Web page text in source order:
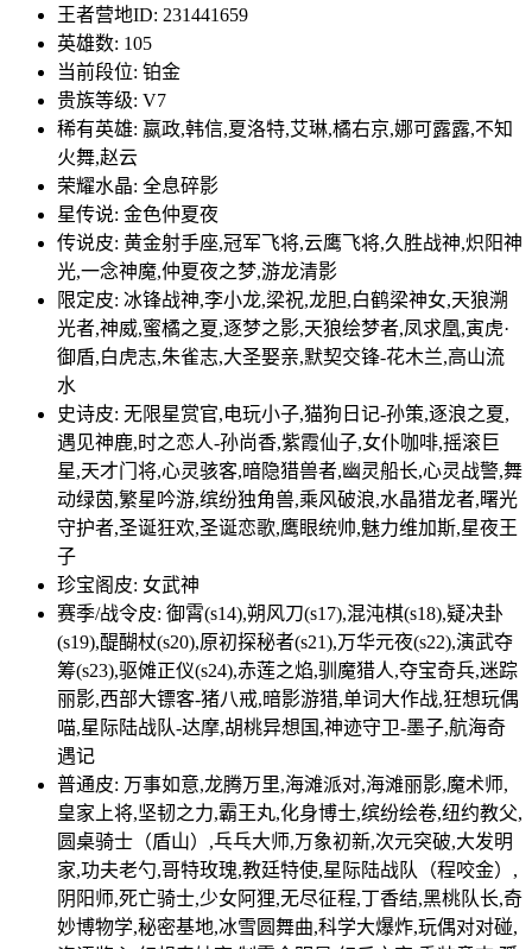
王者营地ID: 231441659
英雄数: 105
当前段位: 铂金
贵族等级: V7
稀有英雄: 嬴政,韩信,夏洛特,艾琳,橘右京,娜可露露,不知
火舞,赵云
荣耀水晶: 全息碎影
星传说: 金色仲夏夜
传说皮: 黄金射手座,冠军飞将,云鹰飞将,久胜战神,炽阳神
光,一念神魔,仲夏夜之梦,游龙清影
限定皮: 冰锋战神,李小龙,梁祝,龙胆,白鹤梁神女,天狼溯
光者,神威,蜜橘之夏,逐梦之影,天狼绘梦者,凤求凰,寅虎·
御盾,白虎志,朱雀志,大圣娶亲,默契交锋-花木兰,高山流
水
史诗皮: 无限星赏官,电玩小子,猫狗日记-孙策,逐浪之夏,
遇见神鹿,时之恋人-孙尚香,紫霞仙子,女仆咖啡,摇滚巨
星,天才门将,心灵骇客,暗隐猎兽者,幽灵船长,心灵战警,舞
动绿茵,繁星吟游,缤纷独角兽,乘风破浪,水晶猎龙者,曙光
守护者,圣诞狂欢,圣诞恋歌,鹰眼统帅,魅力维加斯,星夜王
子
珍宝阁皮: 女武神
赛季/战令皮: 御霄(s14),朔风刀(s17),混沌棋(s18),疑决卦
(s19),醍醐杖(s20),原初探秘者(s21),万华元夜(s22),演武夺
筹(s23),驱傩正仪(s24),赤莲之焰,驯魔猎人,夺宝奇兵,迷踪
丽影,西部大镖客-猪八戒,暗影游猎,单词大作战,狂想玩偶
喵,星际陆战队-达摩,胡桃异想国,神迹守卫-墨子,航海奇
遇记
普通皮: 万事如意,龙腾万里,海滩派对,海滩丽影,魔术师,
皇家上将,坚韧之力,霸王丸,化身博士,缤纷绘卷,纽约教父,
圆桌骑士（盾山）,乓乓大师,万象初新,次元突破,大发明
家,功夫老勺,哥特玫瑰,教廷特使,星际陆战队（程咬金）,
阴阳师,死亡骑士,少女阿狸,无尽征程,丁香结,黑桃队长,奇
妙博物学,秘密基地,冰雪圆舞曲,科学大爆炸,玩偶对对碰,